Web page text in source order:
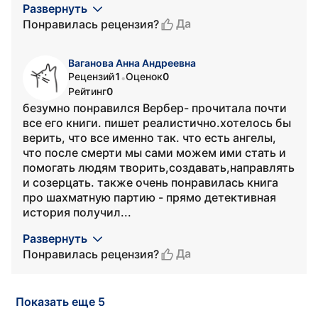
Развернуть
Понравилась рецензия?
Да
Ваганова Анна Андреевна
Рецензий1 •Оценок0
Рейтинг0
безумно понравился Вербер- прочитала почти
все его книги. пишет реалистично.хотелось бы
верить, что все именно так. что есть ангелы,
что после смерти мы сами можем ими стать и
помогать людям творить,создавать,направлять
и созерцать. также очень понравилась книга
про шахматную партию - прямо детективная
история получил...
Развернуть
Понравилась рецензия?
Да
Показать еще 5